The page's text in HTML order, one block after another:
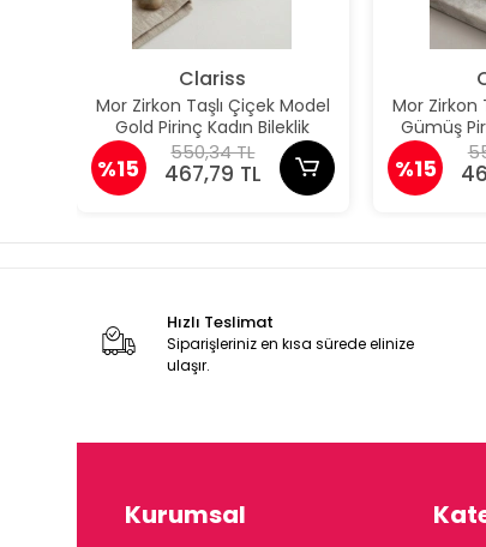
Clariss
Mor Zirkon Taşlı Çiçek Model
Gold Pirinç Kadın Bileklik
%15
550,34 TL
467,79 TL
Mor Zirkon
Gümüş
%15
Hızlı Teslimat
Siparişleriniz en kısa sürede elinize
ulaşır.
Kurumsal